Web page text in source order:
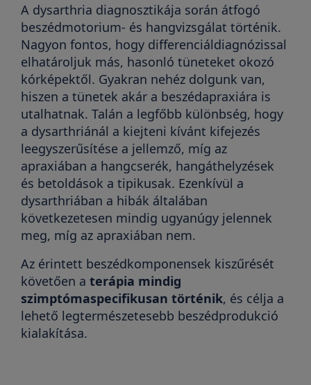
A dysarthria diagnosztikája során átfogó
beszédmotorium- és hangvizsgálat történik.
Nagyon fontos, hogy differenciáldiagnózissal
elhatároljuk más, hasonló tüneteket okozó
kórképektől. Gyakran nehéz dolgunk van,
hiszen a tünetek akár a beszédapraxiára is
utalhatnak. Talán a legfőbb különbség, hogy
a dysarthriánál a kiejteni kívánt kifejezés
leegyszerűsítése a jellemző, míg az
apraxiában a hangcserék, hangáthelyzések
és betoldások a tipikusak. Ezenkívül a
dysarthriában a hibák általában
következetesen mindig ugyanúgy jelennek
meg, míg az apraxiában nem.
Az érintett beszédkomponensek kiszűrését
követően a terápia mindig
szimptómaspecifikusan történik, és célja a
lehető legtermészetesebb beszédprodukció
kialakítása.